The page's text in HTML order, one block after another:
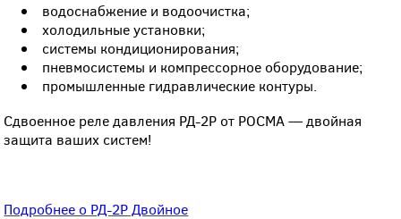
водоснабжение и водоочистка;
холодильные установки;
системы кондиционирования;
пневмосистемы и компрессорное оборудование;
промышленные гидравлические контуры.
Сдвоенное реле давления РД-2Р от РОСМА — двойная
защита ваших систем!
Подробнее о РД-2Р Двойное